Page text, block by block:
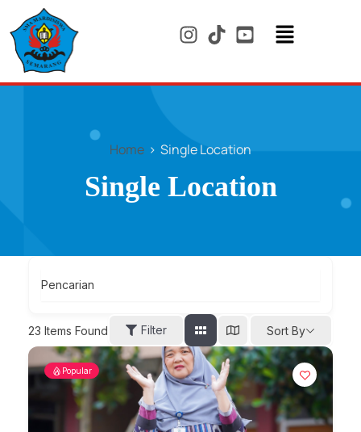
to
content
Menu
Home Single Location
Single Location
Pencarian
23 Items Found Filter Sort By
Popular